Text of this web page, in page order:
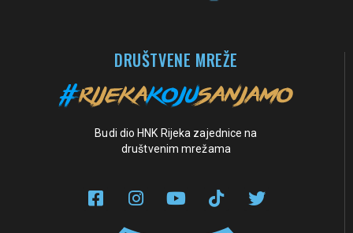
DRUŠTVENE MREŽE
Budi dio HNK Rijeka zajednice na
društvenim mrežama